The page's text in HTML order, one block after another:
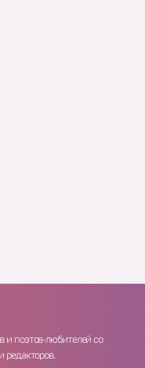
и поэтов-любителей со
редакторов.